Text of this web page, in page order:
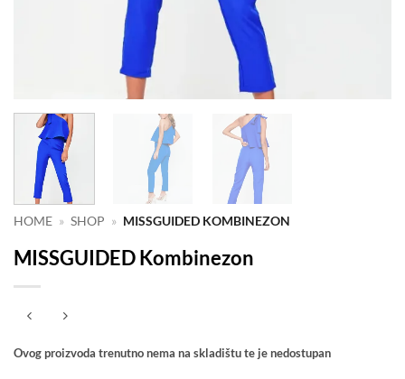
HOME » SHOP » MISSGUIDED KOMBINEZON
MISSGUIDED Kombinezon
Ovog proizvoda trenutno nema na skladištu te je nedostupan